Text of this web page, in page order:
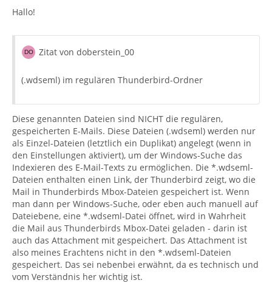
Hallo!
Zitat von doberstein_00
(.wdseml) im regulären Thunderbird-Ordner
Diese genannten Dateien sind NICHT die regulären,
gespeicherten E-Mails. Diese Dateien (.wdseml) werden nur
als Einzel-Dateien (letztlich ein Duplikat) angelegt (wenn in
den Einstellungen aktiviert), um der Windows-Suche das
Indexieren des E-Mail-Texts zu ermöglichen. Die *.wdseml-
Dateien enthalten einen Link, der Thunderbird zeigt, wo die
Mail in Thunderbirds Mbox-Dateien gespeichert ist. Wenn
man dann per Windows-Suche, oder eben auch manuell auf
Dateiebene, eine *.wdseml-Datei öffnet, wird in Wahrheit
die Mail aus Thunderbirds Mbox-Datei geladen - darin ist
auch das Attachment mit gespeichert. Das Attachment ist
also meines Erachtens nicht in den *.wdseml-Dateien
gespeichert. Das sei nebenbei erwähnt, da es technisch und
vom Verständnis her wichtig ist.